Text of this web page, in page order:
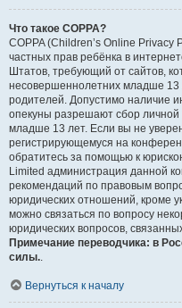
Что такое COPPA?
COPPA (Children’s Online Privacy
частных прав ребёнка в
Штатов, требующий от сайтов,
несовершеннолетних младше 13
родителей. Допустимо наличие
опекуны разрешают сбор
младше 13 лет. Если вы не
регистрирующемуся на
обратитесь за помощью к
Limited администрация данной
рекомендаций по правовым
юридических отношений, кроме
можно связаться по вопросу
юридических вопросов,
Примечание переводчика: в
силы..
Вернуться к началу